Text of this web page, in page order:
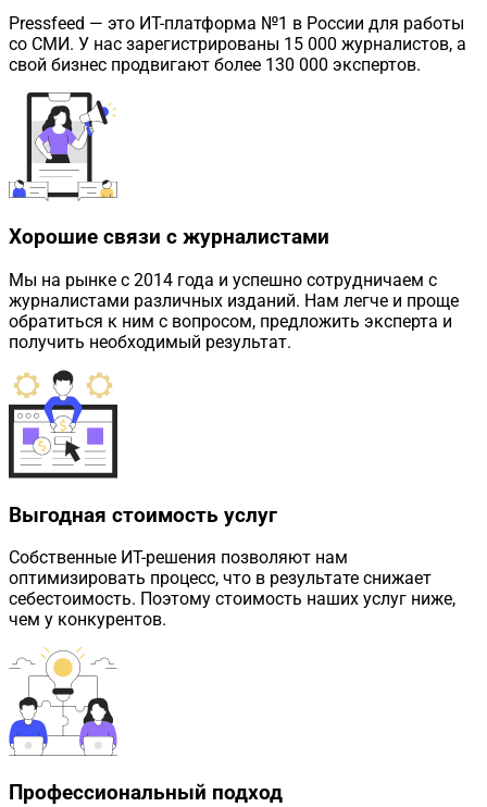
Pressfeed — это ИТ-платформа №1 в России для работы
со СМИ. У нас зарегистрированы 15 000 журналистов, а
свой бизнес продвигают более 130 000 экспертов.
Хорошие связи с журналистами
Мы на рынке с 2014 года и успешно сотрудничаем с
журналистами различных изданий. Нам легче и проще
обратиться к ним с вопросом, предложить эксперта и
получить необходимый результат.
Выгодная стоимость услуг
Собственные ИТ-решения позволяют нам
оптимизировать процесс, что в результате снижает
себестоимость. Поэтому стоимость наших услуг ниже,
чем у конкурентов.
Профессиональный подход